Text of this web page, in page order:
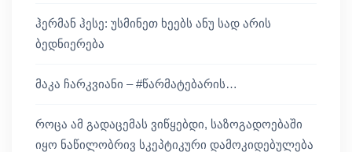
ჰერმან ჰესე: უსმინეთ ხეებს ანუ სად არის
ბედნიერება
მაკა ჩარკვიანი – #წარმატებარის…
როცა ამ გადაცემას ვიწყებდი, საზოგადოებაში
იყო ნაწილობრივ სკეპტიკური დამოკიდებულება